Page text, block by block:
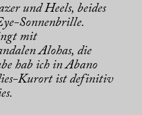
und Heels, beides
Sonnenbrille.
mit
Alohas, die
hab ich in Abano
Kurort ist definitiv